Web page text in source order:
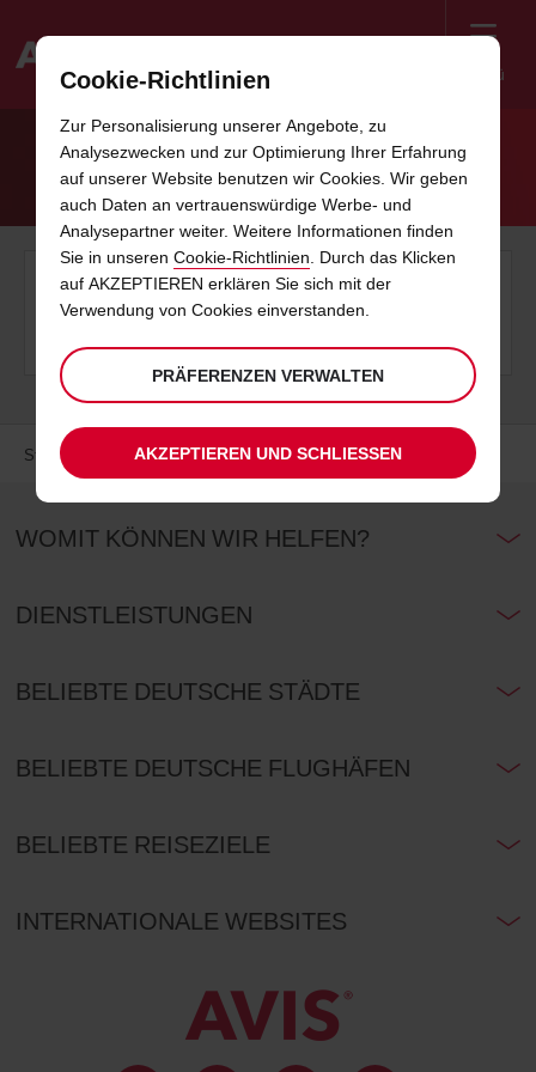
Menü
DATENSCHUTZRICHTLINIEN
Laden Sie unsere Datenschutzrichtlinien als PDF herunter
DATENSCHUTZRICHTLINIEN
Startseite Das Kleingedruckte Datenschutzrichtlinien
WOMIT KÖNNEN WIR HELFEN?
DIENSTLEISTUNGEN
BELIEBTE DEUTSCHE STÄDTE
BELIEBTE DEUTSCHE FLUGHÄFEN
BELIEBTE REISEZIELE
INTERNATIONALE WEBSITES
Cookie-Richtlinien
Zur Personalisierung unserer Angebote, zu
Analysezwecken und zur Optimierung Ihrer Erfahrung
auf unserer Website benutzen wir Cookies. Wir geben
auch Daten an vertrauenswürdige Werbe- und
Analysepartner weiter. Weitere Informationen finden
Sie in unseren Cookie-Richtlinien. Durch das Klicken
auf AKZEPTIEREN erklären Sie sich mit der
Verwendung von Cookies einverstanden.
PRÄFERENZEN VERWALTEN
AKZEPTIEREN UND SCHLIESSEN